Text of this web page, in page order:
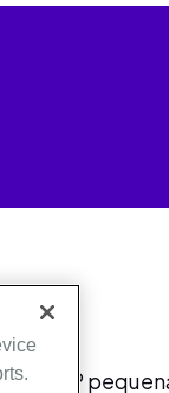
CPAP
CPAP